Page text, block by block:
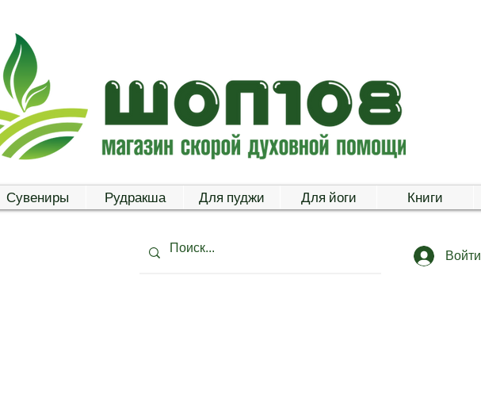
Сувениры Рудракша Для пуджи Для йоги Книги
Войти